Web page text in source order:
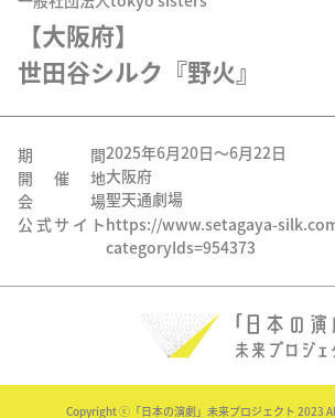
【大阪府】
世田谷シルク『野火』
期間2025年6月20日〜6月22日
開催地大阪府
会場聖天通劇場
公式サイトhttps://www.setagaya-
categoryIds=954373
Copyright ⓒ「日本の演劇」未来プロジェクト 2023